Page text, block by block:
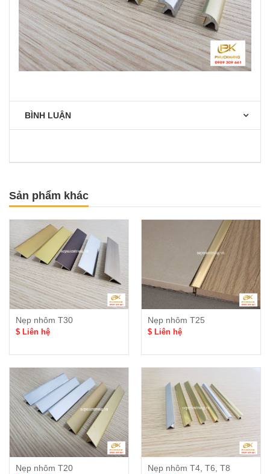
BÌNH LUẬN
Sản phẩm khác
Nẹp nhôm T30
$ Liên hệ
Nẹp nhôm T25
$ Liên hệ
Nẹp nhôm T20 Nẹp nhôm T4, T6, T8